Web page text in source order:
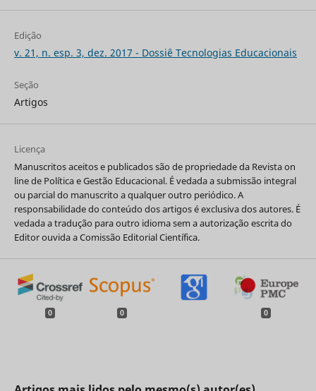
Edição
v. 21, n. esp. 3, dez. 2017 - Dossiê Tecnologias Educacionais
Seção
Artigos
Licença
Manuscritos aceitos e publicados são de propriedade da Revista on
line de Política e Gestão Educacional. É vedada a submissão integral
ou parcial do manuscrito a qualquer outro periódico. A
responsabilidade do conteúdo dos artigos é exclusiva dos autores. É
vedada a tradução para outro idioma sem a autorização escrita do
Editor ouvida a Comissão Editorial Científica.
0 0 0